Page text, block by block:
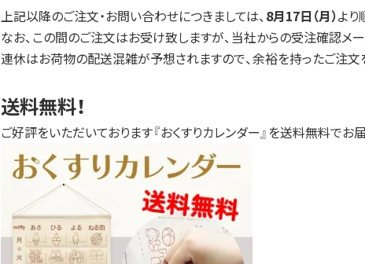
上記以降のご注文・お問い合わせにつきましては、 8月17日（月）より
なお、この間のご注文はお受け致しますが、当社からの受注確認メ
連休はお荷物の配送混雑が予想されますので、余裕を持ったご注文
送料無料！
ご好評をいただいております『おくすりカレンダー』を送料無料でお